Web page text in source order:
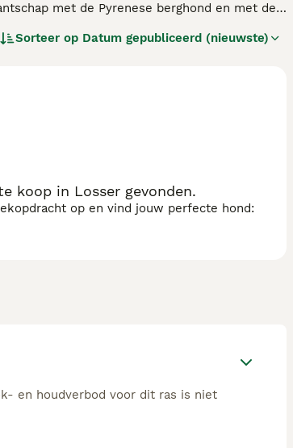
met de Pyrenese berghond en met de
maar ze zijn allen zeer groot, sterk
Sorteer op Datum gepubliceerd (nieuwste)
koop in Losser gevonden.
op en vind jouw perfecte hond:
en houdverbod voor dit ras is niet